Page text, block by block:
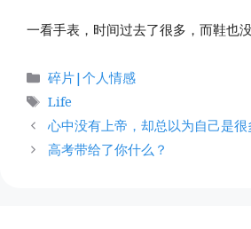
一看手表，时间过去了很多，而鞋也
分
类
碎片|个人情感
标
签
Life
心中没有上帝，却总以为自己是
高考带给了你什么？